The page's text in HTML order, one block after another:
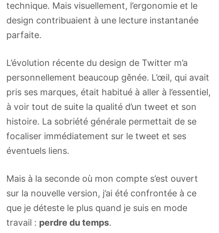
technique. Mais visuellement, l’ergonomie et le
design contribuaient à une lecture instantanée
parfaite.
L’évolution récente du design de Twitter m’a
personnellement beaucoup gênée. L’œil, qui avait
pris ses marques, était habitué à aller à l’essentiel,
à voir tout de suite la qualité d’un tweet et son
histoire. La sobriété générale permettait de se
focaliser immédiatement sur le tweet et ses
éventuels liens.
Mais à la seconde où mon compte s’est ouvert
sur la nouvelle version, j’ai été confrontée à ce
que je déteste le plus quand je suis en mode
travail : perdre du temps.